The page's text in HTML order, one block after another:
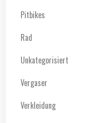
Pitbikes
Rad
Unkategorisiert
Vergaser
Verkleidung